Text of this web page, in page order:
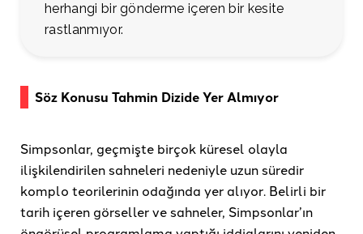
herhangi bir gönderme içeren bir kesite
rastlanmıyor.
Söz Konusu Tahmin Dizide Yer Almıyor
Simpsonlar, geçmişte birçok küresel olayla
ilişkilendirilen sahneleri nedeniyle uzun süredir
komplo teorilerinin odağında yer alıyor. Belirli bir
tarih içeren görseller ve sahneler, Simpsonlar’ın